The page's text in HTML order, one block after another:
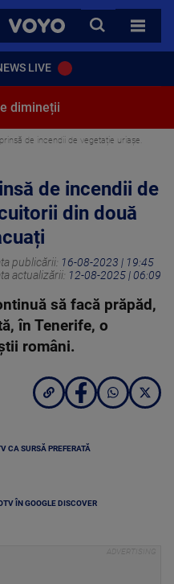
VOYO
CAUTA
TOATE
LIVE
dimineții
de incendii de vegetație uriașe.
de incendii de
din două
publicării: 16-08-2023 | 19:45
actualizării: 12-08-2025 | 06:09
să facă prăpăd,
în Tenerife, o
români.
CA SURSĂ PREFERATĂ
ÎN GOOGLE DISCOVER